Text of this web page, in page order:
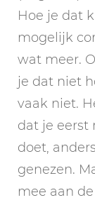
Hoe je dat
mogelijk
wat meer.
je dat niet
vaak niet.
dat je eerst
doet,
genezen.
mee aan